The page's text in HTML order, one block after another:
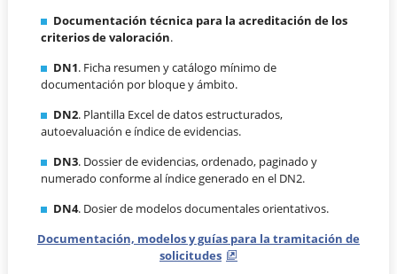
Documentación técnica para la acreditación de los
criterios de valoración.
DN1. Ficha resumen y catálogo mínimo de
documentación por bloque y ámbito.
DN2. Plantilla Excel de datos estructurados,
autoevaluación e índice de evidencias.
DN3. Dossier de evidencias, ordenado, paginado y
numerado conforme al índice generado en el DN2.
DN4. Dosier de modelos documentales orientativos.
Documentación, modelos y guías para la tramitación de
solicitudes